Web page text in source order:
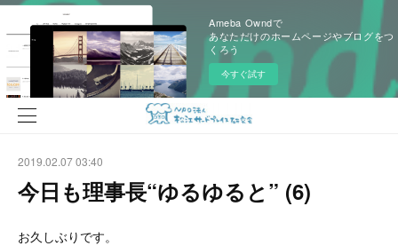
Ameba Owndで
あなただけのホームページやブログをつ
くろう
今すぐ試す
2019.02.07 03:40
今日も理事長“ゆるゆると” (6)
お久しぶりです。